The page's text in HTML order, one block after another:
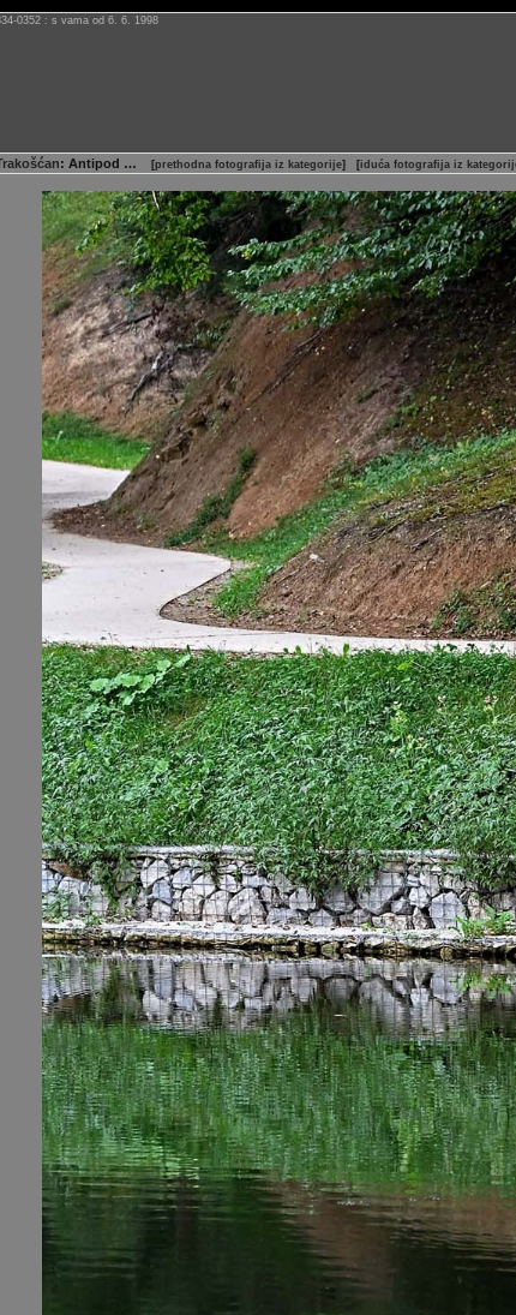
0352 : s vama od 6. 6. 1998
: Antipod … [prethodna fotografija iz kategorije] [iduća fotografija iz